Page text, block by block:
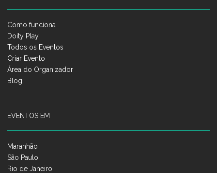
Como funciona
Doity Play
Todos os Eventos
Criar Evento
Área do Organizador
Blog
EVENTOS EM
Maranhão
São Paulo
Rio de Janeiro